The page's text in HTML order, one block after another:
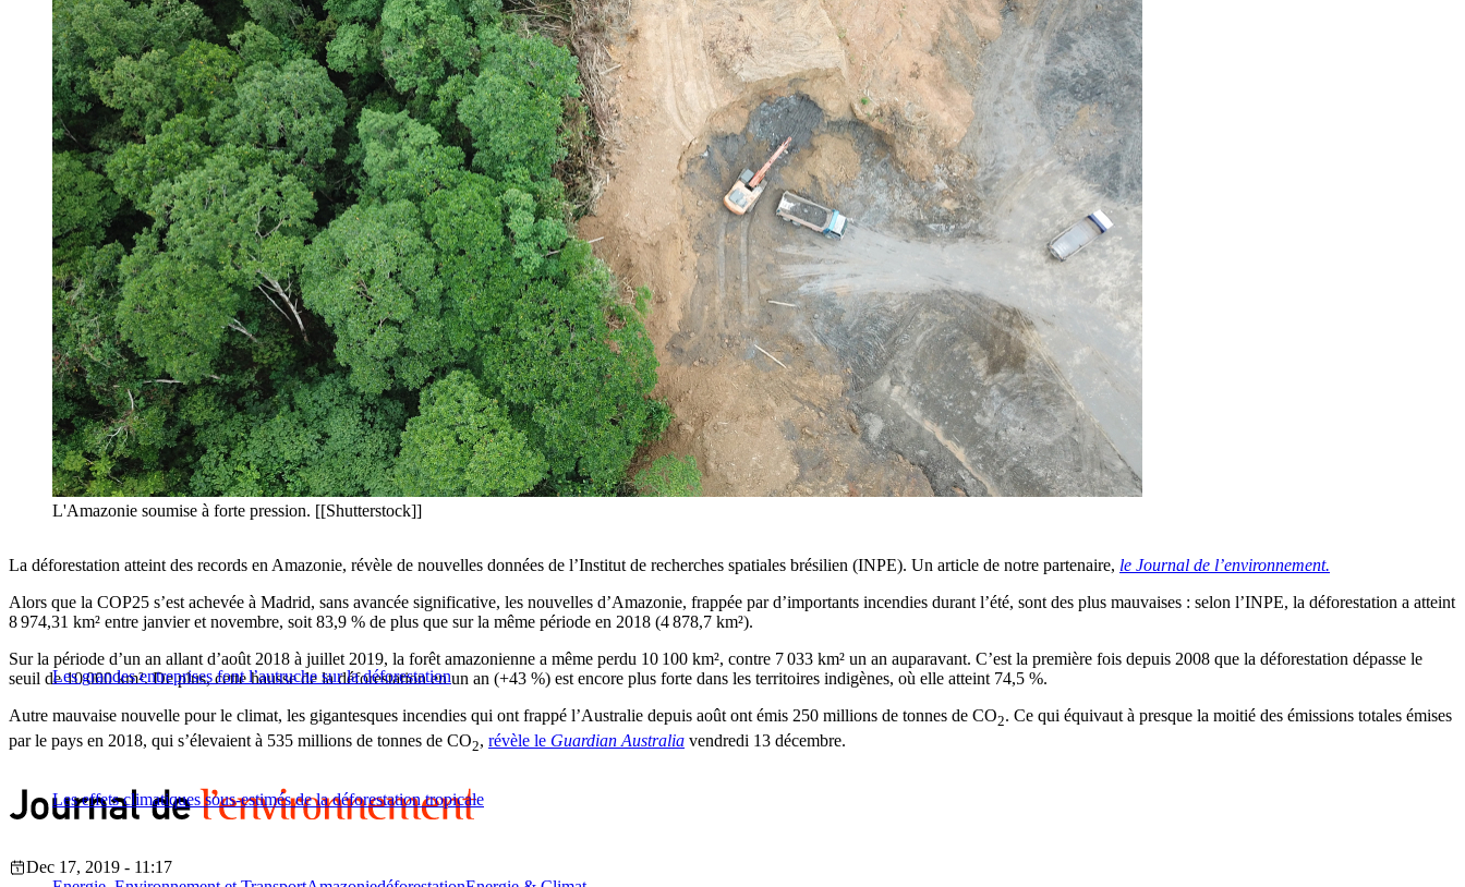
L'Amazonie soumise à forte pression. [[Shutterstock]]
La déforestation atteint des records en Amazonie, révèle de nouvelles données de l’Institut de recherches spatiales brésilien (INPE). Un article de notre partenaire, le Journal de l’environnement.
Alors que la COP25 s’est achevée à Madrid, sans avancée significative, les nouvelles d’Amazonie, frappée par d’importants incendies durant l’été, sont des plus mauvaises : selon l’INPE, la déforestation a atteint
8 974,31 km² entre janvier et novembre, soit 83,9 % de plus que sur la même période en 2018 (4 878,7 km²).
Les grandes entreprises font l’autruche sur la déforestation
Sur la période d’un an allant d’août 2018 à juillet 2019, la forêt amazonienne a même perdu 10 100 km², contre 7 033 km² un an auparavant. C’est la première fois depuis 2008 que la déforestation dépasse le
seuil de 10 000 km². De plus, cette hausse de la déforestation en un an (+43 %) est encore plus forte dans les territoires indigènes, où elle atteint 74,5 %.
Autre mauvaise nouvelle pour le climat, les gigantesques incendies qui ont frappé l’Australie depuis août ont émis 250 millions de tonnes de CO2. Ce qui équivaut à presque la moitié des émissions totales émises
par le pays en 2018, qui s’élevaient à 535 millions de tonnes de CO2, révèle le Guardian Australia vendredi 13 décembre.
Les effets climatiques sous-estimés de la déforestation tropicale
Dec 17, 2019 - 11:17